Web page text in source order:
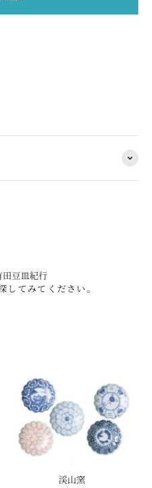
田豆皿紀行
してみてください。
渓山窯